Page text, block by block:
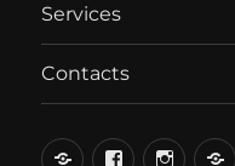
Services
Contacts
вКонтакте
Facebook